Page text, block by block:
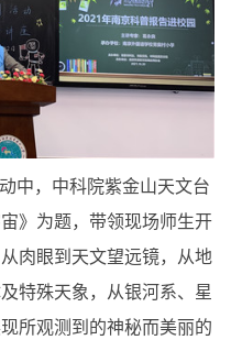
中，中科院紫金山天文台
》为题，带领现场师生开
肉眼到天文望远镜，从地
特殊天象，从银河系、星
所观测到的神秘而美丽的